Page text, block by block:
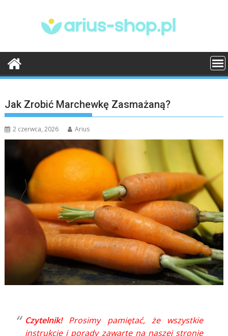
Jak Zrobić Marchewkę Zasmażaną?
2 czerwca, 2026 Arius
Czytelnik!Prosimy pamiętać, że wszystkie
instrukcje i porady zawarte na naszej stronie